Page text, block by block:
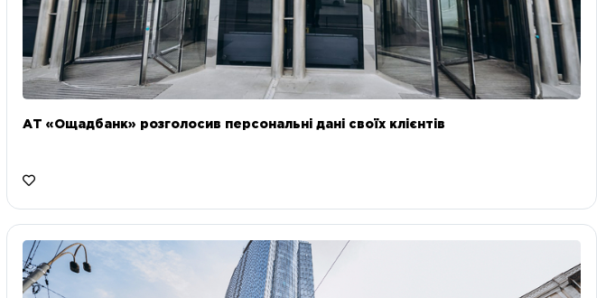
АТ «Ощадбанк» розголосив персональні дані своїх клієнтів